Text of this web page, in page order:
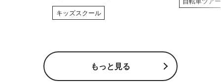
キッズスクール
もっと見る